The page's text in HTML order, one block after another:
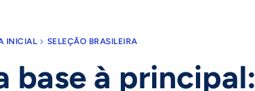
INICIAL SELEÇÃO BRASILEIRA
base à principal: